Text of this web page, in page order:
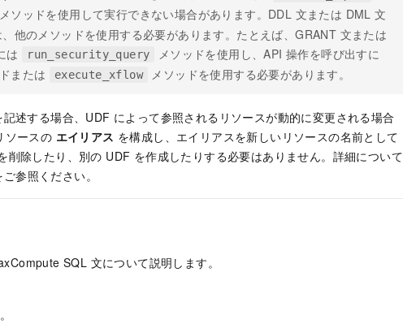
メソッドを使用して実行できない場合があります。DDL 文または DML 文
他のメソッドを使用する必要があります。たとえば、GRANT 文または
は
run_security_query
メソッドを使用し、API 操作を呼び出すに
または execute_xflow メソッドを使用する必要があります。
述する場合、UDF によって参照されるリソースが動的に変更される場合
ソースの エイリアス を構成し、エイリアスを新しいリソースの名前として
削除したり、別の UDF を作成したりする必要はありません。詳細について
ご参照ください。
SQL 文について説明します。